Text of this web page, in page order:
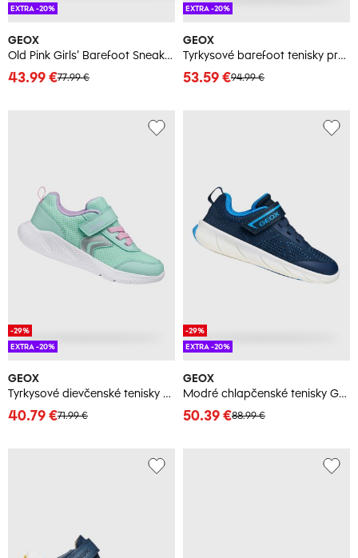
GEOX
Old Pink Girls' Barefoot Sneakers with Open Instep Geox Steppieu - Girls
77.99 €
43.99 €
EXTRA -20%
GEOX
Tyrkysové barefoot tenisky pre dievčatá Geox Foot-Run
94.99 €
53.59 €
EXTRA -20%
GEOX
Tyrkysové dievčenské tenisky Geox Sprintye
71.99 €
40.79 €
-29%
EXTRA -20%
GEOX
Modré chlapčenské tenisky Geox Foot-Run
88.99 €
50.39 €
-29%
EXTRA -20%